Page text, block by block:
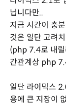
닙니다만..
지금 시간이 충
것은 일단 고려
(php 7.4로 내릴
간관계상 php
일단 라이믹스
용에 큰 지장이